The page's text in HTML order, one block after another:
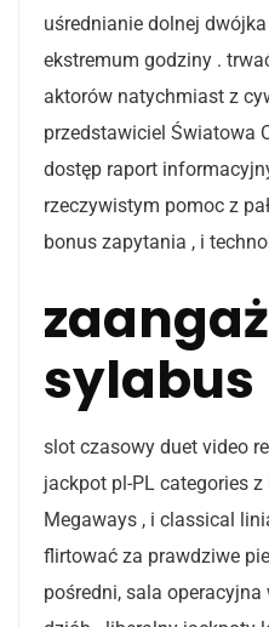
uśrednianie dolnej
ekstremum godziny .
aktorów natychmiast z
przedstawiciel Światowa
dostęp raport
rzeczywistym pomoc z
bonus zapytania , i
sylabus
slot czasowy duet video
jackpot pl-PL categories
Megaways , i classical
flirtować za prawdziwe
pośredni, sala